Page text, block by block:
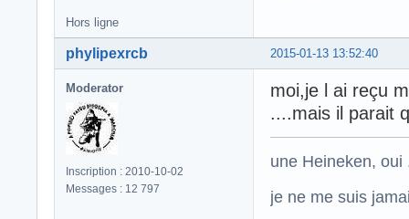
Hors ligne
2015-01-13 13:52:40
phylipexrcb
Moderator
Inscription : 2010-10-02
Messages : 12 797
moi,je l ai reçu
....mais il parait
une Heineken,
je ne me suis